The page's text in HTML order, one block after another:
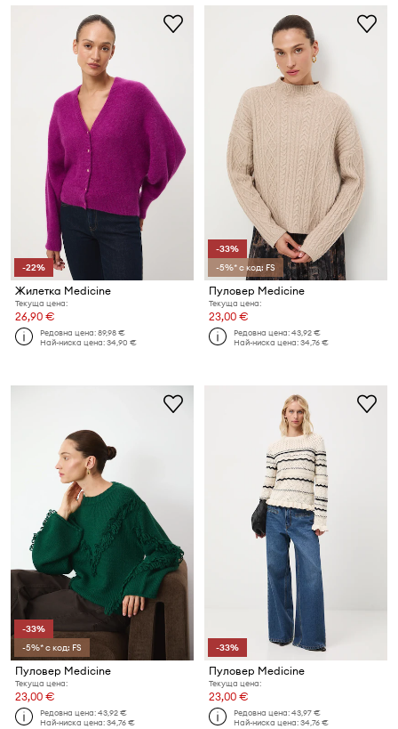
-22%
Жилетка Medicine
Текуща цена:
26,90 €
Редовна цена:89,98 €
Най-ниска цена:34,90 €
-33%
-5%* с код: FS
Пуловер Medicine
Текуща цена:
23,00 €
Редовна цена:43,92 €
Най-ниска цена:34,76 €
-33%
-5%* с код: FS
Пуловер Medicine
Текуща цена:
23,00 €
Редовна цена:43,92 €
Най-ниска цена:34,76 €
-33%
Пуловер Medicine
Текуща цена:
23,00 €
Редовна цена:43,97 €
Най-ниска цена:34,76 €